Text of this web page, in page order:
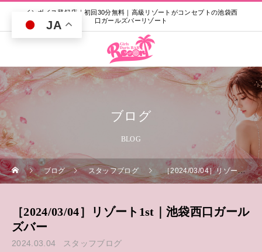
インボイス登録店｜初回30分無料｜高級リゾートがコンセプトの池袋西
口ガールズバーリゾート
ブログ
BLOG
ブログ スタッフブログ ［2024/03/04］リゾート1st｜池袋西口ガールズバー
［2024/03/04］リゾート1st｜池袋西口ガール
ズバー
2024.03.04 スタッフブログ
JA